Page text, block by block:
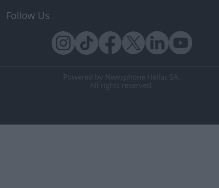
Follow Us
Powered by Newsphone Hellas SA.
All rights reserved.